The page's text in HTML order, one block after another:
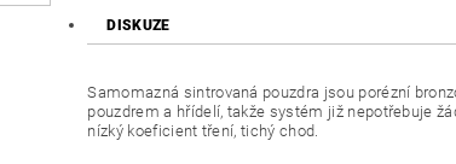
DISKUZE
Samomazná sintrovaná pouzdra jsou porézní
pouzdrem a hřídelí, takže systém již nepotřebuje
nízký koeficient tření, tichý chod.